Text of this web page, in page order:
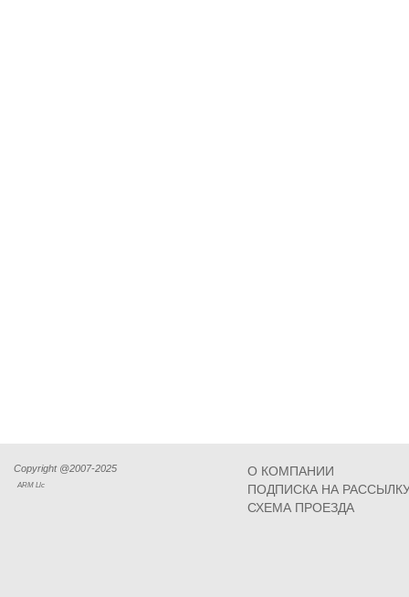
Copyright @2007-2025
ARM Llc
О КОМПАНИИ
ПОДПИСКА НА
СХЕМА ПРОЕЗДА